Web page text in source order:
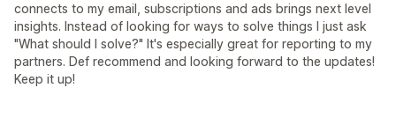
connects to my email, subscriptions and ads brings next level
insights. Instead of looking for ways to solve things I just ask
"What should I solve?" It's especially great for reporting to my
partners. Def recommend and looking forward to the updates!
Keep it up!